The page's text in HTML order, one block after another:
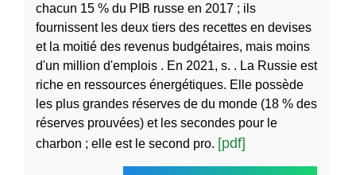
chacun 15 % du PIB russe en 2017 ; ils
fournissent les deux tiers des recettes en devises
et la moitié des revenus budgétaires, mais moins
d'un million d'emplois . En 2021, s. . La Russie est
riche en ressources énergétiques. Elle possède
les plus grandes réserves de du monde (18 % des
réserves prouvées) et les secondes pour le
charbon ; elle est le second pro. [pdf]